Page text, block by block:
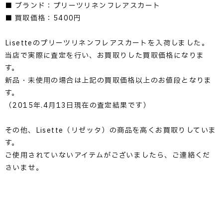
■ ブランド：プリーツリネンフレアスカート
■ 買取価格：5400円
Lisetteのプリーツリネンフレアスカートを入荷しました。
当店で実際に査定を行い、お買取りした買取価格になりま
す。
新品・未使用の場合は上記の買取価格以上のお値段となりま
す。
（2015年.4月13日現在の査定結果です）
その他、Lisette（リゼッタ）の商品を高くお買取りしていま
す。
ご使用されていないアイテムがございましたら、ご連絡くだ
さいませ。